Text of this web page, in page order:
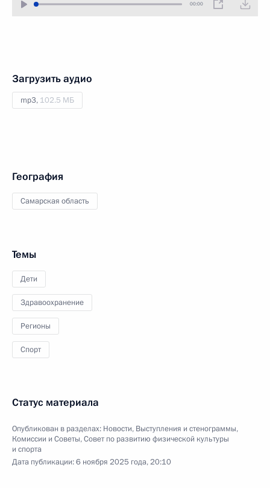
00:00
Загрузить аудио
mp3, 102.5 МБ
География
Самарская область
Темы
Дети
Здравоохранение
Регионы
Спорт
Статус материала
Опубликован в разделах: Новости, Выступления и стенограммы,
Комиссии и Советы,Совет по развитию физической культуры
и спорта
Дата публикации:6 ноября 2025 года, 20:10